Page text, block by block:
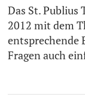
Das St. Publius
2012 mit dem
entsprechende
Fragen auch